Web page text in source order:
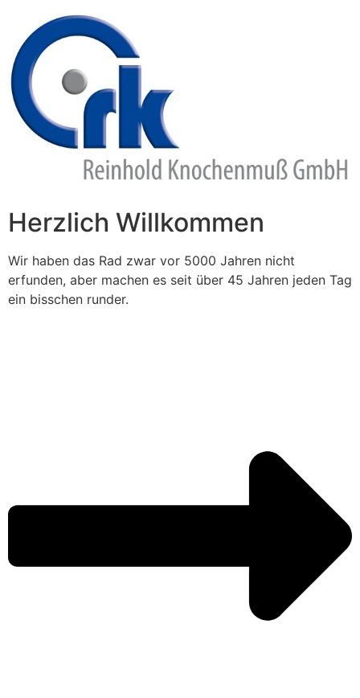
Inhalt
springen
Herzlich Willkommen
Wir haben das Rad zwar vor 5000 Jahren nicht
erfunden, aber machen es seit über 45 Jahren jeden Tag
ein bisschen runder.